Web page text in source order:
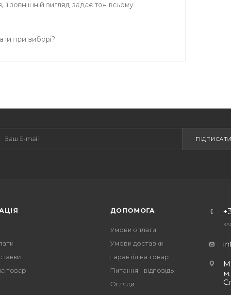
зовнішній вигляд задає тон всьому
при виборі?
товар
ДОПОМОГА
Умови оплати
Умови доставки
Гарантія на товар
Питання - відповідь
Огляди